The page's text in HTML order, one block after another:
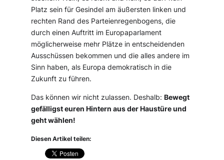
Platz sein für Gesindel am äußersten linken und
rechten Rand des Parteienregenbogens, die
durch einen Auftritt im Europaparlament
möglicherweise mehr Plätze in entscheidenden
Ausschüssen bekommen und die alles andere im
Sinn haben, als Europa demokratisch in die
Zukunft zu führen.
Das können wir nicht zulassen. Deshalb: Bewegt
gefälligst euren Hintern aus der Haustüre und
geht wählen!
Diesen Artikel teilen: